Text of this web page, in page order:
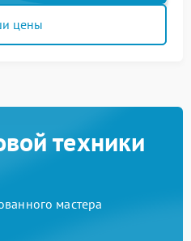
цены
техники
мастера